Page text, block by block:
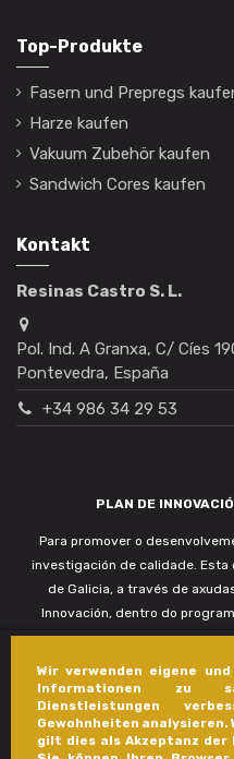
Wir verwenden eigene
Informationen zu
Dienstleistungen
Gewohnheiten analysieren.
gilt dies als Akzeptanz
Top-Produkte
Fasern und Prepregs
Harze kaufen
Vakuum Zubehör kaufen
Sandwich Cores kaufen
Kontakt
Resinas Castro S. L.
Pol. Ind. A Granxa, C/ Cíes
Pontevedra, España
+34 986 34 29 53
PLAN DE
Para promover o
investigación de calidade. Esta
de Galicia, a través de
Innovación, dentro do